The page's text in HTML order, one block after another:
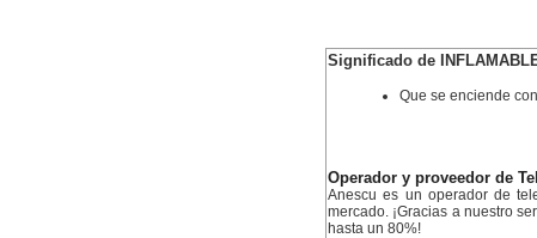
Significado de
Que se enciende
Operador y proveedor de
Anescu es un operador de
mercado. ¡Gracias a nuestro
hasta un 80%!